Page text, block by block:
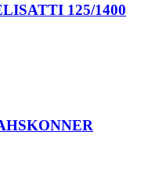
125/1400